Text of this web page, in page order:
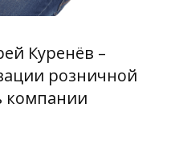
Куренёв –
розничной
компании